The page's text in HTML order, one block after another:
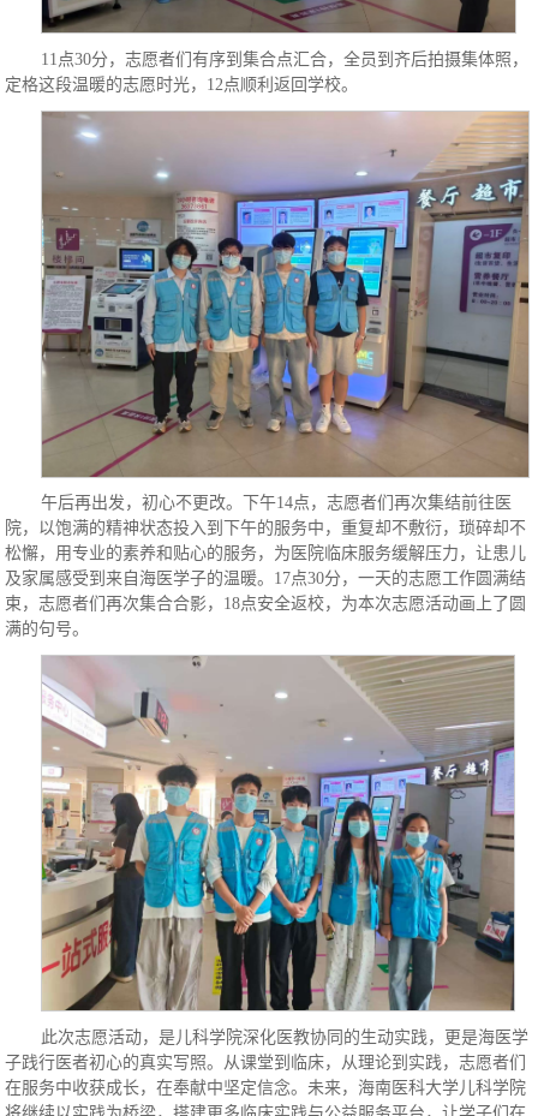
11点30分，志愿者们有序到集合点汇合，全员到齐后拍摄集体照，
定格这段温暖的志愿时光，12点顺利返回学校。
午后再出发，初心不更改。下午14点，志愿者们再次集结前往医
院，以饱满的精神状态投入到下午的服务中，重复却不敷衍，琐碎却不
松懈，用专业的素养和贴心的服务，为医院临床服务缓解压力，让患儿
及家属感受到来自海医学子的温暖。17点30分，一天的志愿工作圆满结
束，志愿者们再次集合合影，18点安全返校，为本次志愿活动画上了圆
满的句号。
此次志愿活动，是儿科学院深化医教协同的生动实践，更是海医学
子践行医者初心的真实写照。从课堂到临床，从理论到实践，志愿者们
在服务中收获成长，在奉献中坚定信念。未来，海南医科大学儿科学院